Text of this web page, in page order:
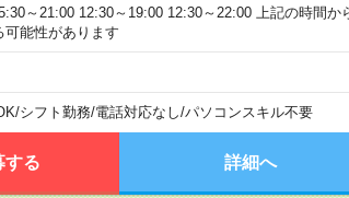
～21:00 12:30～19:00 12:30～22:00 上記の時間か
能性があります
/シフト勤務/電話対応なし/パソコンスキル不要
する 詳細へ